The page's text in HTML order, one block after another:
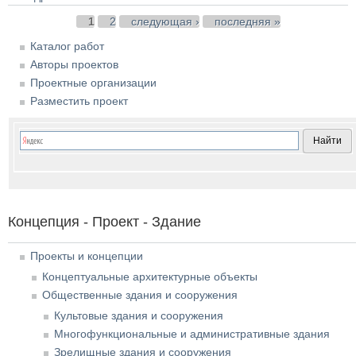
1 2 следующая ›
последняя »
Каталог работ
Авторы проектов
Проектные организации
Разместить проект
Концепция - Проект - Здание
Проекты и концепции
Концептуальные архитектурные объекты
Общественные здания и сооружения
Культовые здания и сооружения
Многофункциональные и административные здания
Зрелищные здания и сооружения